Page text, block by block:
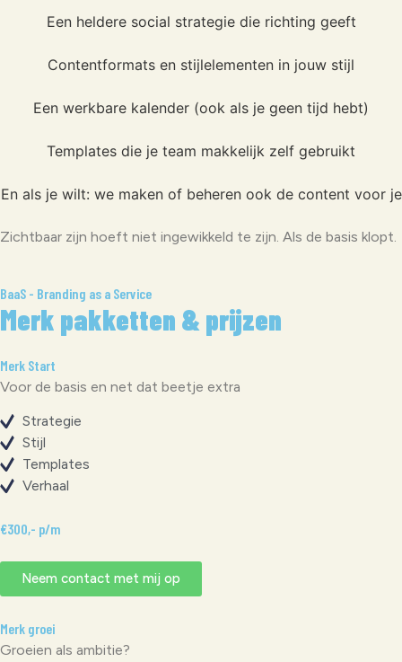
Een heldere social strategie die richting geeft
Contentformats en stijlelementen in jouw stijl
Een werkbare kalender (ook als je geen tijd hebt)
Templates die je team makkelijk zelf gebruikt
En als je wilt: we maken of beheren ook de content voor je
Zichtbaar zijn hoeft niet ingewikkeld te zijn. Als de basis klopt.
BaaS - Branding as a Service
Merk pakketten & prijzen
Merk Start
Voor de basis en net dat beetje extra
Strategie
Stijl
Templates
Verhaal
€300,- p/m
Neem contact met mij op
Merk groei
Groeien als ambitie?